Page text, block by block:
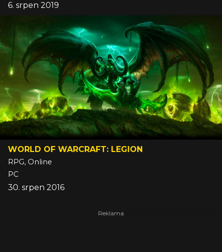
6. srpen 2019
WORLD OF WARCRAFT: LEGION
RPG, Online
PC
30. srpen 2016